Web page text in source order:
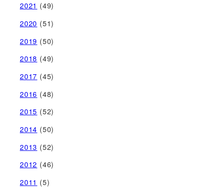
2021 (49)
2020 (51)
2019 (50)
2018 (49)
2017 (45)
2016 (48)
2015 (52)
2014 (50)
2013 (52)
2012 (46)
2011 (5)